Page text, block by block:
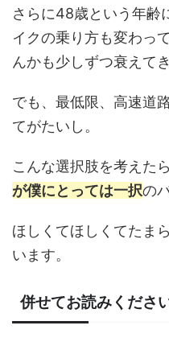
さらに48歳という年齢
イクの乗り方も変わっ
んかも少しずつ衰えて
でも、最低限、高速道
てがたいし。
こんな選択肢を考えた
が僕にとっては一択の
ほしくてほしくてたま
います。
併せてお読みくださ